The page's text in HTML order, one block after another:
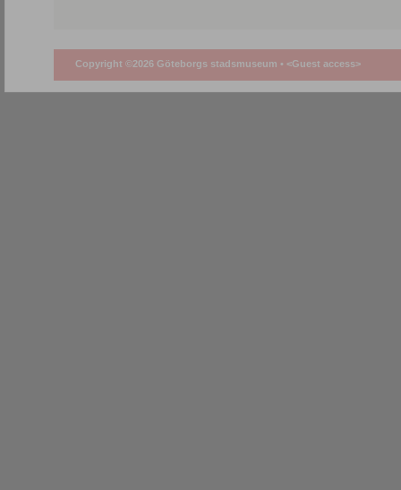
Copyright ©2026 Göteborgs stadsmuseum • <Guest access>